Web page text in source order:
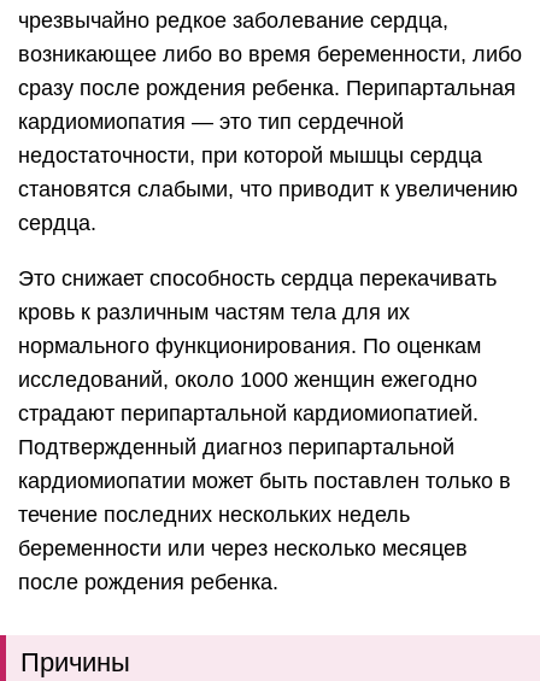
чрезвычайно редкое заболевание сердца,
возникающее либо во время беременности, либо
сразу после рождения ребенка. Перипартальная
кардиомиопатия — это тип сердечной
недостаточности, при которой мышцы сердца
становятся слабыми, что приводит к увеличению
сердца.
Это снижает способность сердца перекачивать
кровь к различным частям тела для их
нормального функционирования. По оценкам
исследований, около 1000 женщин ежегодно
страдают перипартальной кардиомиопатией.
Подтвержденный диагноз перипартальной
кардиомиопатии может быть поставлен только в
течение последних нескольких недель
беременности или через несколько месяцев
после рождения ребенка.
Причины